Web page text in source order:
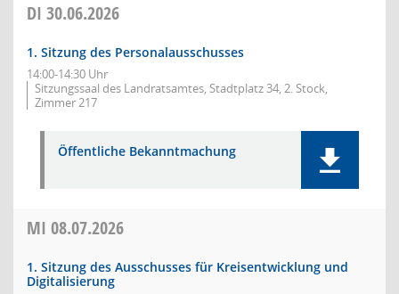
DI 30.06.2026
1. Sitzung des Personalausschusses
14:00-14:30 Uhr
Sitzungssaal des Landratsamtes, Stadtplatz 34, 2. Stock,
Zimmer 217
Öffentliche Bekanntmachung
MI 08.07.2026
1. Sitzung des Ausschusses für Kreisentwicklung und
Digitalisierung